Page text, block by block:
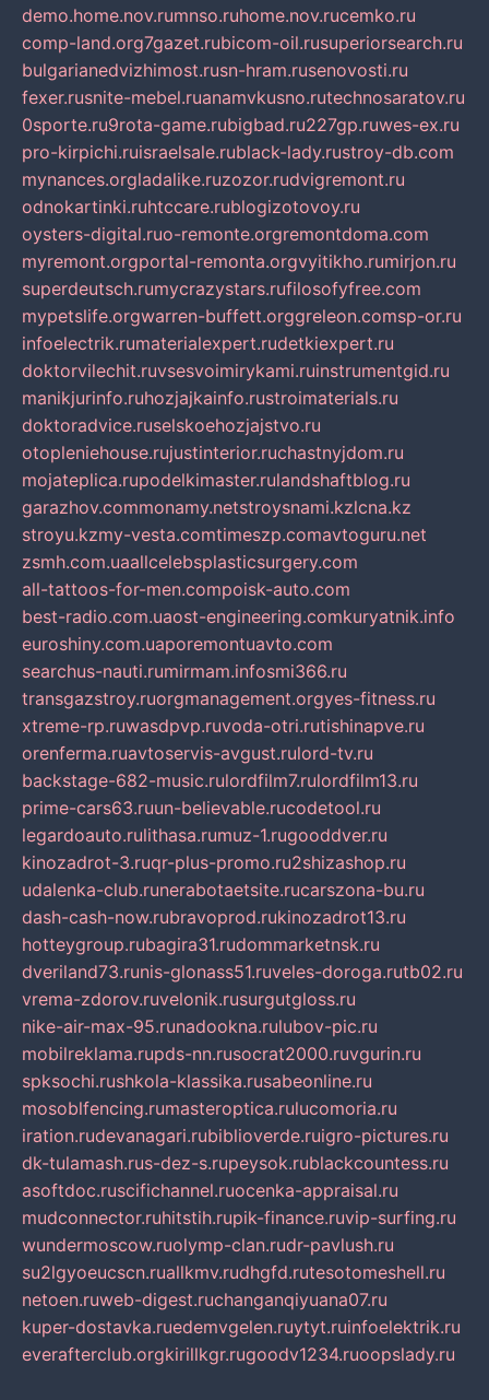
demo.home.nov.rumnso.ruhome.nov.rucemko.ru
comp-land.org7gazet.rubicom-oil.rusuperiorsearch.ru
bulgarianedvizhimost.rusn-hram.rusenovosti.ru
fexer.rusnite-mebel.ruanamvkusno.rutechnosaratov.ru
0sporte.ru9rota-game.rubigbad.ru227gp.ruwes-ex.ru
pro-kirpichi.ruisraelsale.rublack-lady.rustroy-db.com
mynances.orgladalike.ruzozor.rudvigremont.ru
odnokartinki.ruhtccare.rublogizotovoy.ru
oysters-digital.ruo-remonte.orgremontdoma.com
myremont.orgportal-remonta.orgvyitikho.rumirjon.ru
superdeutsch.rumycrazystars.rufilosofyfree.com
mypetslife.orgwarren-buffett.orggreleon.comsp-or.ru
infoelectrik.rumaterialexpert.rudetkiexpert.ru
doktorvilechit.ruvsesvoimirykami.ruinstrumentgid.ru
manikjurinfo.ruhozjajkainfo.rustroimaterials.ru
doktoradvice.ruselskoehozjajstvo.ru
otopleniehouse.rujustinterior.ruchastnyjdom.ru
mojateplica.rupodelkimaster.rulandshaftblog.ru
garazhov.commonamy.netstroysnami.kzlcna.kz
stroyu.kzmy-vesta.comtimeszp.comavtoguru.net
zsmh.com.uaallcelebsplasticsurgery.com
all-tattoos-for-men.compoisk-auto.com
best-radio.com.uaost-engineering.comkuryatnik.info
euroshiny.com.uaporemontuavto.com
searchus-nauti.rumirmam.infosmi366.ru
transgazstroy.ruorgmanagement.orgyes-fitness.ru
xtreme-rp.ruwasdpvp.ruvoda-otri.rutishinapve.ru
orenferma.ruavtoservis-avgust.rulord-tv.ru
backstage-682-music.rulordfilm7.rulordfilm13.ru
prime-cars63.ruun-believable.rucodetool.ru
legardoauto.rulithasa.rumuz-1.rugooddver.ru
kinozadrot-3.ruqr-plus-promo.ru2shizashop.ru
udalenka-club.runerabotaetsite.rucarszona-bu.ru
dash-cash-now.rubravoprod.rukinozadrot13.ru
hotteygroup.rubagira31.rudommarketnsk.ru
dveriland73.runis-glonass51.ruveles-doroga.rutb02.ru
vrema-zdorov.ruvelonik.rusurgutgloss.ru
nike-air-max-95.runadookna.rulubov-pic.ru
mobilreklama.rupds-nn.rusocrat2000.ruvgurin.ru
spksochi.rushkola-klassika.rusabeonline.ru
mosoblfencing.rumasteroptica.rulucomoria.ru
iration.rudevanagari.rubiblioverde.ruigro-pictures.ru
dk-tulamash.rus-dez-s.rupeysok.rublackcountess.ru
asoftdoc.ruscifichannel.ruocenka-appraisal.ru
mudconnector.ruhitstih.rupik-finance.ruvip-surfing.ru
wundermoscow.ruolymp-clan.rudr-pavlush.ru
su2lgyoeucscn.ruallkmv.rudhgfd.rutesotomeshell.ru
netoen.ruweb-digest.ruchanganqiyuana07.ru
kuper-dostavka.ruedemvgelen.ruytyt.ruinfoelektrik.ru
everafterclub.orgkirillkgr.rugoodv1234.ruoopslady.ru